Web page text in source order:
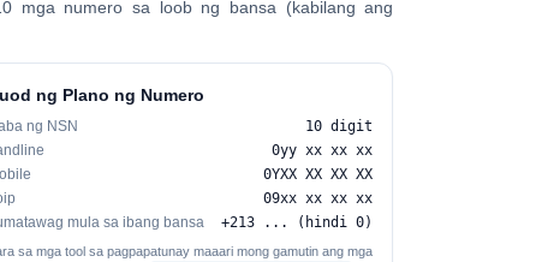
mga numero sa loob ng bansa (kabilang ang
ng Plano ng Numero
ng NSN
10 digit
0yy xx xx xx
0YXX XX XX XX
09xx xx xx xx
mula sa ibang bansa
+213 ... (hindi 0)
sa mga tool sa pagpapatunay maaari mong gamutin ang mga